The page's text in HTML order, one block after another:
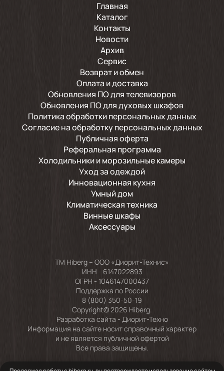
Главная
Каталог
Контакты
Новости
Архив
Сервис
Возврат и обмен
Оплата и доставка
Обновления ПО для телевизоров
Обновления ПО для духовых шкафов
Политика обработки персональных данных
Согласие на обработку персональных данных
Публичная оферта
Реферальная программа
Холодильники и морозильные камеры
Уход за одеждой
Инновационная кухня
Умный дом
Климатическая техника
Винные шкафы
Аксессуары
TM Hiberg – ООО «Диорит-Технис»
ИНН - 6147022893
ОГРН - 1046147000437
Поддержка по России
8 (800) 350-50-19
Copyright© 2026 Hiberg.
Разработка сайта - Диорит-Техно
Информация на сайте носит справочный характер
и не является публичной офертой
Все права защищены.